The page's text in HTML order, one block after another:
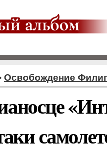
Освобождение